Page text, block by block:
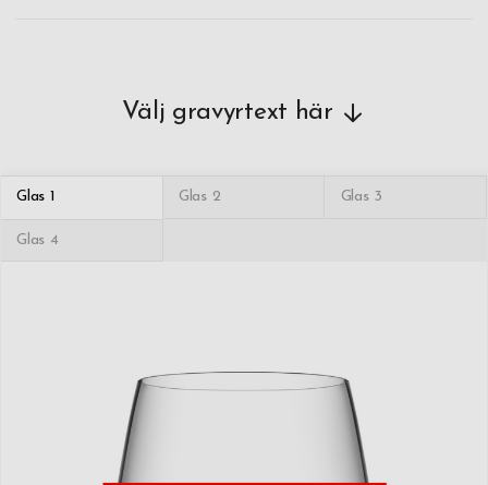
Välj gravyrtext här
Glas 1 Glas 2 Glas 3
Glas 4